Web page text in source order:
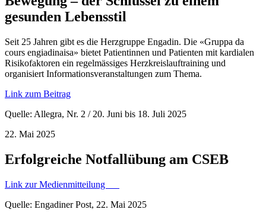
gesunden Lebensstil
Seit 25 Jahren gibt es die Herzgruppe Engadin. Die «Gruppa da
cours engiadinaisa» bietet Patientinnen und Patienten mit kardialen
Risikofaktoren ein regelmässiges Herzkreislauftraining und
organisiert Informationsveranstaltungen zum Thema.
Link zum Beitrag
Quelle: Allegra, Nr. 2 / 20. Juni bis 18. Juli 2025
22. Mai 2025
Erfolgreiche Notfallübung am CSEB
Link zur Medienmitteilung
Quelle: Engadiner Post, 22. Mai 2025